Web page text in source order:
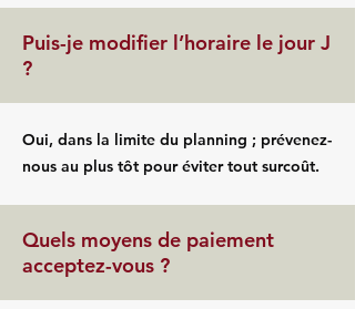
Puis-je modifier l’horaire le jour J
?
Oui, dans la limite du planning ; prévenez-
nous au plus tôt pour éviter tout surcoût.
Quels moyens de paiement
acceptez-vous ?